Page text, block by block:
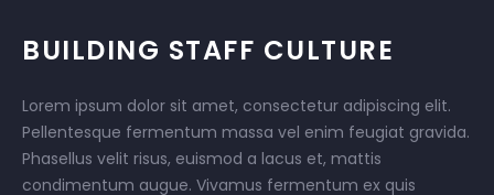
BUILDING STAFF CULTURE
Lorem ipsum dolor sit amet, consectetur adipiscing elit.
Pellentesque fermentum massa vel enim feugiat gravida.
Phasellus velit risus, euismod a lacus et, mattis
condimentum augue. Vivamus fermentum ex quis